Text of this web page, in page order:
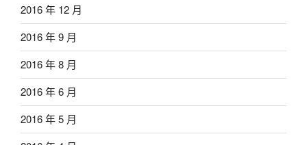
2016 年 12 月
2016 年 9 月
2016 年 8 月
2016 年 6 月
2016 年 5 月